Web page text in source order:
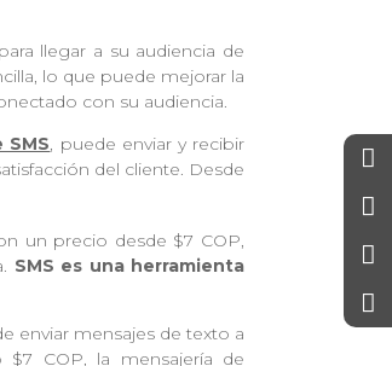
llegar a su audiencia de
lo que puede mejorar la
con su audiencia.
SMS, puede enviar y recibir
del cliente. Desde
un precio desde $7 COP,
SMS es una herramienta
enviar mensajes de texto a
COP, la mensajería de